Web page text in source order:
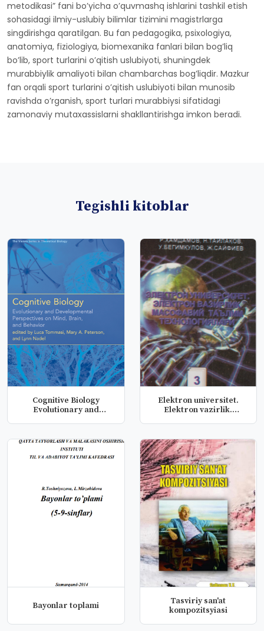
metodikasi” fani bo’yicha o’quvmashq ishlarini tashkil etish
sohasidagi ilmiy-uslubiy bilimlar tizimini magistrlarga
singdirishga qaratilgan. Bu fan pedagogika, psixologiya,
anatomiya, fiziologiya, biomexanika fanlari bilan bog’liq
bo’lib, sport turlarini o’qitish uslubiyoti, shuningdek
murabbiylik amaliyoti bilan chambarchas bog’liqdir. Mazkur
fan orqali sport turlarini o’qitish uslubiyoti bilan munosib
ravishda o’rganish, sport turlari murabbiysi sifatidagi
zamonaviy mutaxassislarni shakllantirishga imkon beradi.
Tegishli kitoblar
Cognitive Biology
Evolutionary and
Elektron universitet.
Elektron vazirlik.
Bayonlar toplami
Tasviriy san'at
kompozitsyiasi